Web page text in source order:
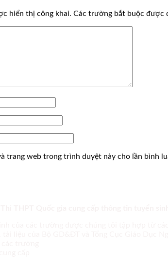
hiển thị công khai. Các trường bắt buộc được
trang web trong trình duyệt này cho lần bình